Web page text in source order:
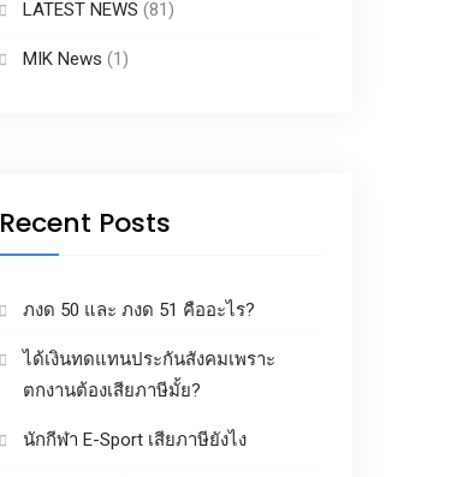
LATEST NEWS (81)
MIK News (1)
Recent Posts
ภงด 50 และ ภงด 51 คืออะไร?
ได้เงินทดแทนประกันสังคมเพราะ
ตกงานต้องเสียภาษีมั้ย?
นักกีฬา E-Sport เสียภาษียังไง